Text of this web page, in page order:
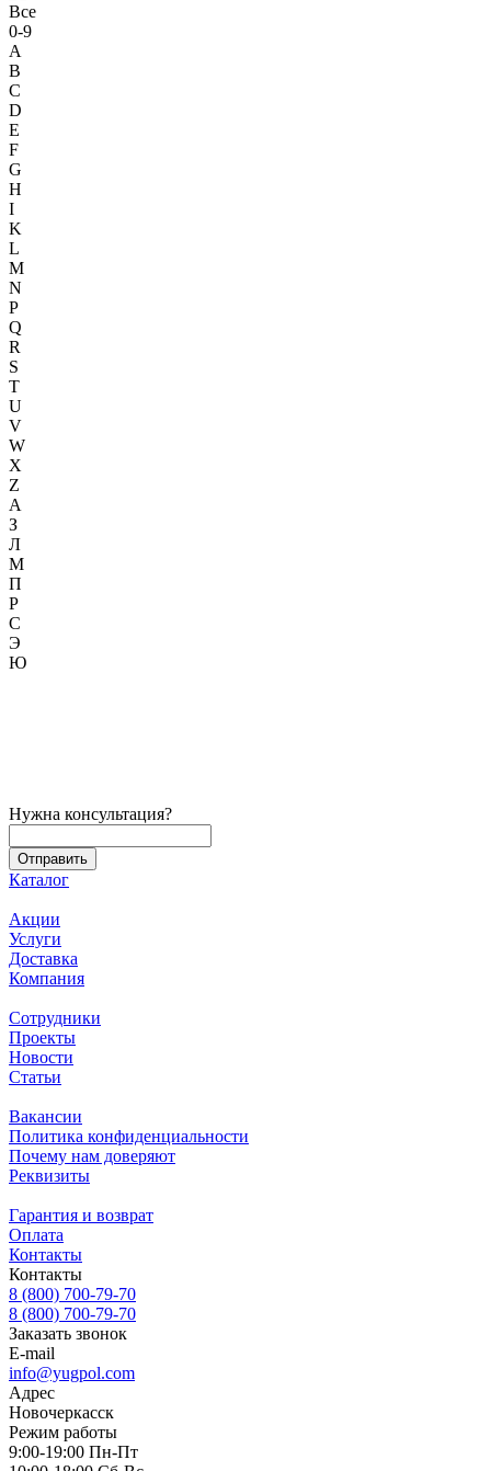
Все
0-9
A
B
C
D
E
F
G
H
I
K
L
M
N
P
Q
R
S
T
U
V
W
X
Z
А
З
Л
М
П
Р
С
Э
Ю
Нужна консультация?
Каталог
Акции
Услуги
Доставка
Компания
Сотрудники
Проекты
Новости
Статьи
Вакансии
Политика конфиденциальности
Почему нам доверяют
Реквизиты
Гарантия и возврат
Оплата
Контакты
Контакты
8 (800) 700-79-70
8 (800) 700-79-70
Заказать звонок
E-mail
info@yugpol.com
Адрес
Новочеркаcск
Режим работы
9:00-19:00 Пн-Пт